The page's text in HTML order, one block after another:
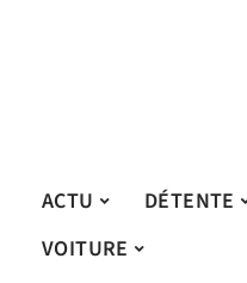
ACTU DÉTENTE
VOITURE